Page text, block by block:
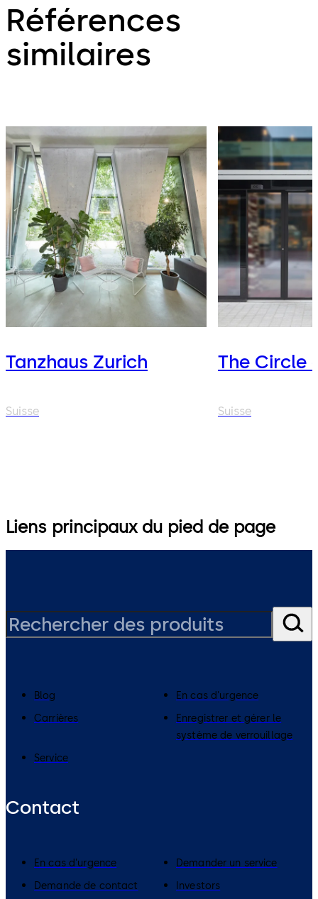
Références
similaires
Tanzhaus Zurich
Suisse
The Circle
Suisse
Liens principaux du pied de page
Blog
En cas d'urgence
Carrières
Enregistrer et gérer le
système de verrouillage
Service
Contact
En cas d'urgence
Demander un service
Demande de contact
Investors